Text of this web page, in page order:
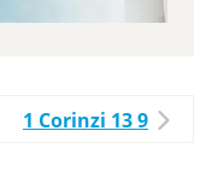
1 Corinzi 13 9